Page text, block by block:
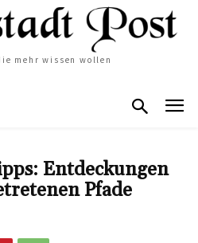
mehr wissen wollen
Entdeckungen
Pfade